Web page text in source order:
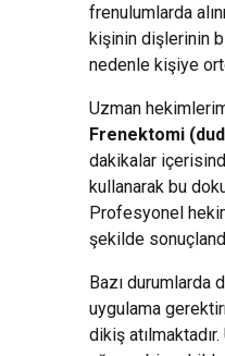
frenulumlarda
kişinin dişlerinin
nedenle kişiye
Uzman
Frenektomi
dakikalar
kullanarak bu
Profesyonel
şekilde
Bazı durumlarda
uygulama
dikiş